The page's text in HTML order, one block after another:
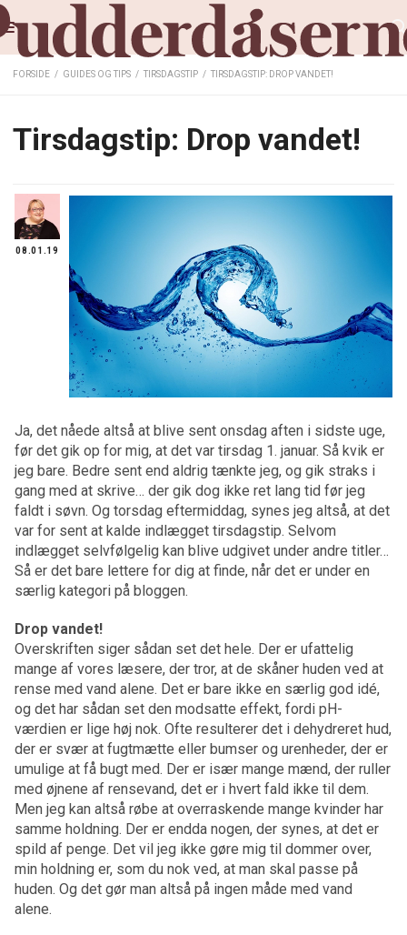
FORSIDE / GUIDES OG TIPS / TIRSDAGSTIP / TIRSDAGSTIP: DROP VANDET!
Tirsdagstip: Drop vandet!
08.01.19
Ja, det nåede altså at blive sent onsdag aften i sidste uge,
før det gik op for mig, at det var tirsdag 1. januar. Så kvik er
jeg bare. Bedre sent end aldrig tænkte jeg, og gik straks i
gang med at skrive… der gik dog ikke ret lang tid før jeg
faldt i søvn. Og torsdag eftermiddag, synes jeg altså, at det
var for sent at kalde indlægget tirsdagstip. Selvom
indlægget selvfølgelig kan blive udgivet under andre titler…
Så er det bare lettere for dig at finde, når det er under en
særlig kategori på bloggen.
Drop vandet!
Overskriften siger sådan set det hele. Der er ufattelig
mange af vores læsere, der tror, at de skåner huden ved at
rense med vand alene. Det er bare ikke en særlig god idé,
og det har sådan set den modsatte effekt, fordi pH-
værdien er lige høj nok. Ofte resulterer det i dehydreret hud,
der er svær at fugtmætte eller bumser og urenheder, der er
umulige at få bugt med. Der er især mange mænd, der ruller
med øjnene af rensevand, det er i hvert fald ikke til dem.
Men jeg kan altså røbe at overraskende mange kvinder har
samme holdning. Der er endda nogen, der synes, at det er
spild af penge. Det vil jeg ikke gøre mig til dommer over,
min holdning er, som du nok ved, at man skal passe på
huden. Og det gør man altså på ingen måde med vand
alene.